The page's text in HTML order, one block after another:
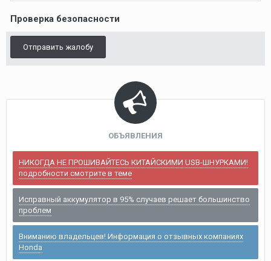
Проверка безопасности
Отправить жалобу
ОБЪЯВЛЕНИЯ
НИКОГДА НЕ ПРОШИВАЙТЕСЬ КИТАЙСКИМИ USB-ШНУРКАМИ!
подробности смотрите в теме
Исправный аккумулятор в 95% случаев решает большинство
проблем
Вниманию владельцев! Информация о отзывных компаниях
Honda